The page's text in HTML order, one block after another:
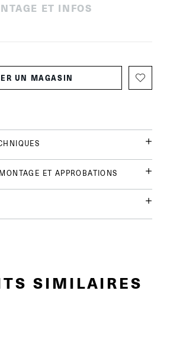
ET INFOS
UN MAGASIN
ET APPROBATIONS
SIMILAIRES